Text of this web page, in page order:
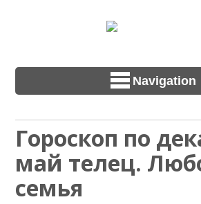
Navigation
Гороскоп по
май телец.
семья